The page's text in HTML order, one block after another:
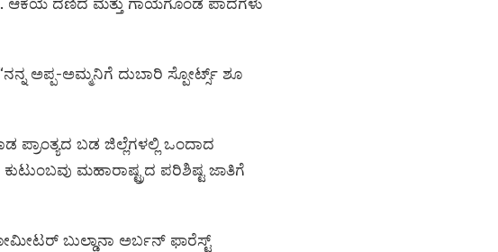
ಆಕೆಯ ದಣಿದ ಮತ್ತು ಗಾಯಗೊಂಡ ಪಾದಗಳು
ಅಪ್ಪ-ಅಮ್ಮನಿಗೆ ದುಬಾರಿ ಸ್ಪೋರ್ಟ್ಸ್‌ ಶೂ
ಪ್ರಾಂತ್ಯದ ಬಡ ಜಿಲ್ಲೆಗಳಲ್ಲಿ ಒಂದಾದ
ಮಹಾರಾಷ್ಟ್ರದ ಪರಿಶಿಷ್ಟ ಜಾತಿಗೆ
ಬುಲ್ಡಾನಾ ಅರ್ಬನ್ ಫಾರೆಸ್ಟ್